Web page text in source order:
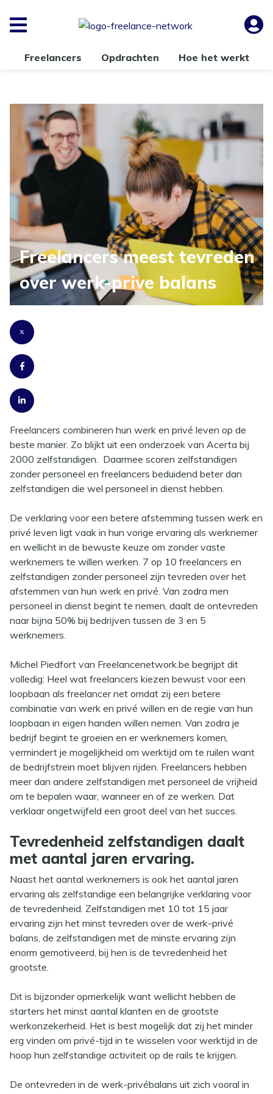
Freelancers Opdrachten Hoe het werkt
Freelancers meest tevreden
over werk-prive balans
Freelancers combineren hun werk en privé leven op de
beste manier. Zo blijkt uit een onderzoek van Acerta bij
2000 zelfstandigen. Daarmee scoren zelfstandigen
zonder personeel en freelancers beduidend beter dan
zelfstandigen die wel personeel in dienst hebben.
De verklaring voor een betere afstemming tussen werk en
privé leven ligt vaak in hun vorige ervaring als werknemer
en wellicht in de bewuste keuze om zonder vaste
werknemers te willen werken. 7 op 10 freelancers en
zelfstandigen zonder personeel zijn tevreden over het
afstemmen van hun werk en privé. Van zodra men
personeel in dienst begint te nemen, daalt de ontevreden
naar bijna 50% bij bedrijven tussen de 3 en 5
werknemers.
Michel Piedfort van Freelancenetwork.be begrijpt dit
volledig: Heel wat freelancers kiezen bewust voor een
loopbaan als freelancer net omdat zij een betere
combinatie van werk en privé willen en de regie van hun
loopbaan in eigen handen willen nemen. Van zodra je
bedrijf begint te groeien en er werknemers komen,
vermindert je mogelijkheid om werktijd om te ruilen want
de bedrijfstrein moet blijven rijden. Freelancers hebben
meer dan andere zelfstandigen met personeel de vrijheid
om te bepalen waar, wanneer en of ze werken. Dat
verklaar ongetwijfeld een groot deel van het succes.
Tevredenheid zelfstandigen daalt
met aantal jaren ervaring.
Naast het aantal werknemers is ook het aantal jaren
ervaring als zelfstandige een belangrijke verklaring voor
de tevredenheid. Zelfstandigen met 10 tot 15 jaar
ervaring zijn het minst tevreden over de werk-privé
balans, de zelfstandigen met de minste ervaring zijn
enorm gemotiveerd, bij hen is de tevredenheid het
grootste.
Dit is bijzonder opmerkelijk want wellicht hebben de
starters het minst aantal klanten en de grootste
werkonzekerheid. Het is best mogelijk dat zij het minder
erg vinden om privé-tijd in te wisselen voor werktijd in de
hoop hun zelfstandige activiteit op de rails te krijgen.
De ontevreden in de werk-privébalans uit zich vooral in